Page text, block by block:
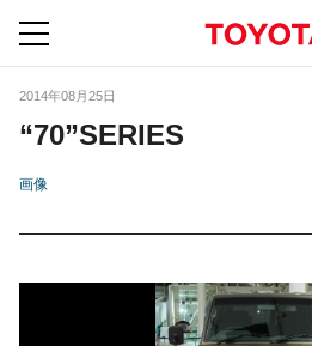
2014年08月25日
“70”SERIES
画像